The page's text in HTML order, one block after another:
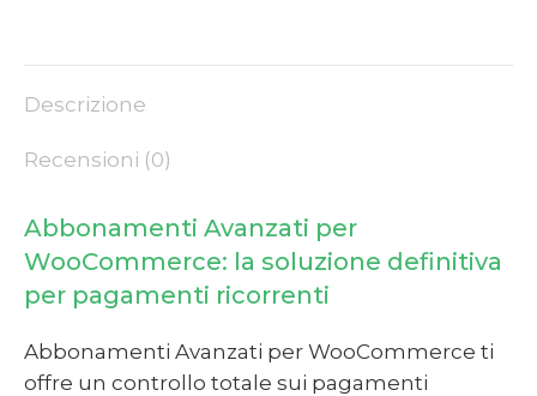
Descrizione
Recensioni (0)
Abbonamenti Avanzati per
WooCommerce: la soluzione definitiva
per pagamenti ricorrenti
Abbonamenti Avanzati per WooCommerce ti
offre un controllo totale sui pagamenti